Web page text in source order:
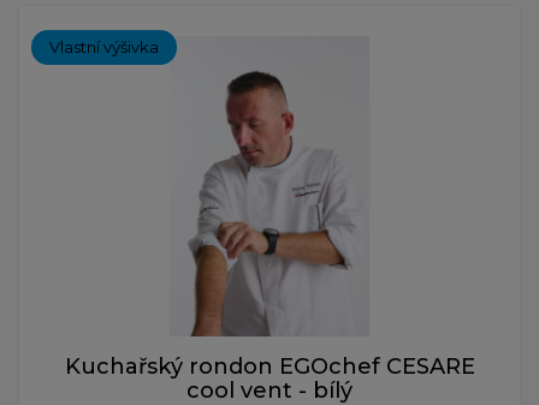
Vlastní výšivka
Kuchařský rondon EGOchef CESARE
cool vent - bílý